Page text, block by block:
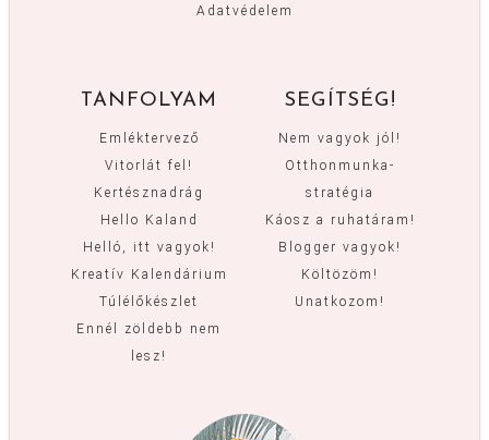
Adatvédelem
TANFOLYAM
Emléktervező
Vitorlát fel!
Kertésznadrág
Hello Kaland
Helló, itt vagyok!
Kreatív Kalendárium
Túlélőkészlet
Ennél zöldebb nem
lesz!
SEGÍTSÉG!
Nem vagyok jól!
Otthonmunka-
stratégia
Káosz a ruhatáram!
Blogger vagyok!
Költözöm!
Unatkozom!